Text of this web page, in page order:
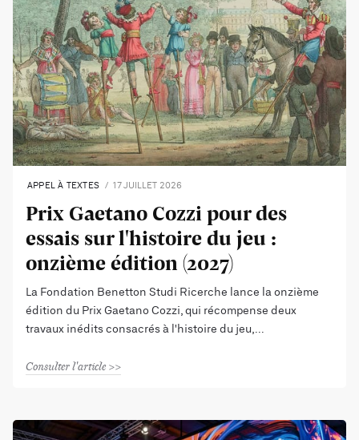
APPEL À TEXTES 17 JUILLET 2026
Prix Gaetano Cozzi pour des
essais sur l'histoire du jeu :
onzième édition (2027)
La Fondation Benetton Studi Ricerche lance la onzième
édition du Prix Gaetano Cozzi, qui récompense deux
travaux inédits consacrés à l'histoire du jeu,
Consulter l'article